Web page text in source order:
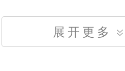
展开更多